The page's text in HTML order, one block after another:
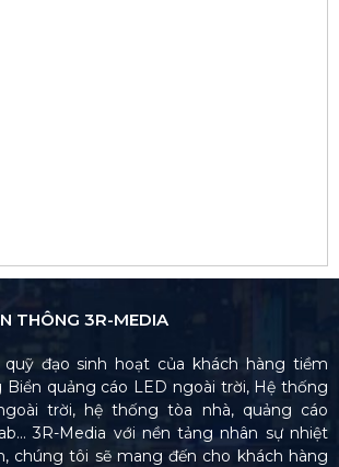
THÔNG 3R-MEDIA
đạo sinh hoạt của khách hàng tiềm
quảng cáo LED ngoài trời, Hệ thống
trời, hệ thống tòa nhà, quảng cáo
3R-Media với nền tảng nhân sự nhiệt
chúng tôi sẽ mang đến cho khách hàng